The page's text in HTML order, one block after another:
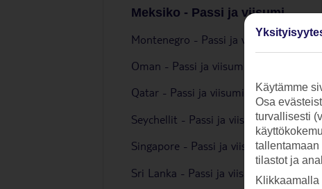
Meksiko - Passi ja viisumi
Montenegro - Passi ja viisumi
Oman - Passi ja viisumi
Qatar - Passi ja viisumi
Seychellit - Passi ja viisumi
Singapore - Passi ja viisumi
Sri Lanka - Passi ja viisumi
Käytämme
Osa
turvallisesti
tilastot ja